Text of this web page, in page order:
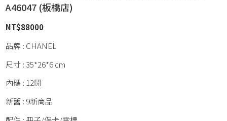
A46047 (板橋店)
NT$88000
品牌 : CHANEL
尺寸 : 35*26*6 cm
內碼 : 12開
新舊 : 9新商品